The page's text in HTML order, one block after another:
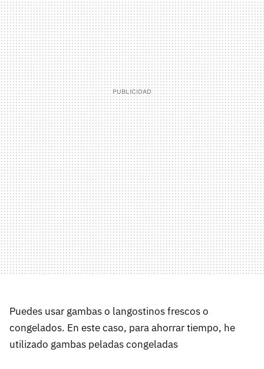
Puedes usar gambas o langostinos frescos o
congelados. En este caso, para ahorrar tiempo, he
utilizado gambas peladas congeladas